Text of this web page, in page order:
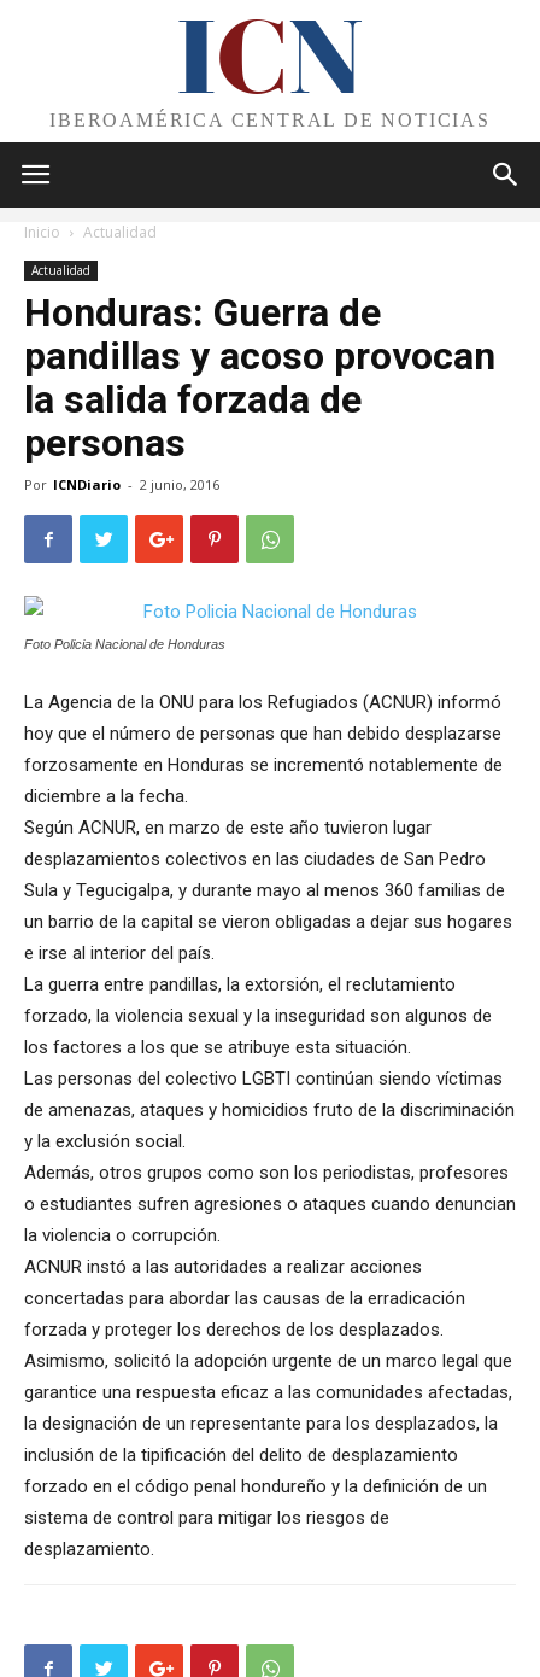
ICN
IBEROAMÉRICA CENTRAL DE NOTICIAS
Inicio Actualidad
Actualidad
Honduras: Guerra de
pandillas y acoso provocan
la salida forzada de
personas
Por ICNDiario - 2 junio, 2016
Foto Policia Nacional de Honduras
La Agencia de la ONU para los Refugiados (ACNUR) informó
hoy que el número de personas que han debido desplazarse
forzosamente en Honduras se incrementó notablemente de
diciembre a la fecha.
Según ACNUR, en marzo de este año tuvieron lugar
desplazamientos colectivos en las ciudades de San Pedro
Sula y Tegucigalpa, y durante mayo al menos 360 familias de
un barrio de la capital se vieron obligadas a dejar sus hogares
e irse al interior del país.
La guerra entre pandillas, la extorsión, el reclutamiento
forzado, la violencia sexual y la inseguridad son algunos de
los factores a los que se atribuye esta situación.
Las personas del colectivo LGBTI continúan siendo víctimas
de amenazas, ataques y homicidios fruto de la discriminación
y la exclusión social.
Además, otros grupos como son los periodistas, profesores
o estudiantes sufren agresiones o ataques cuando denuncian
la violencia o corrupción.
ACNUR instó a las autoridades a realizar acciones
concertadas para abordar las causas de la erradicación
forzada y proteger los derechos de los desplazados.
Asimismo, solicitó la adopción urgente de un marco legal que
garantice una respuesta eficaz a las comunidades afectadas,
la designación de un representante para los desplazados, la
inclusión de la tipificación del delito de desplazamiento
forzado en el código penal hondureño y la definición de un
sistema de control para mitigar los riesgos de
desplazamiento.